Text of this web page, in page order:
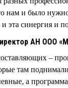
нам и было
эта синергия и
АН ООО
–
там
а